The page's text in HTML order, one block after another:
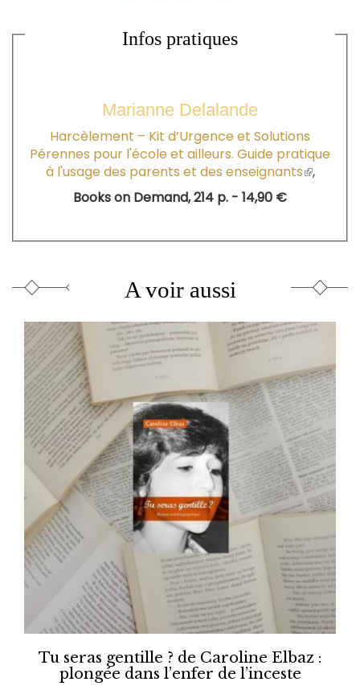
Infos pratiques
Marianne Delalande
Harcèlement – Kit d’Urgence et Solutions
Pérennes pour l'école et ailleurs. Guide pratique
à l'usage des parents et des enseignants(le,
Books on Demand, 214 p. - 14,90 €
A voir aussi
Tu seras gentille ? de Caroline Elbaz :
plongée dans l’enfer de l’inceste